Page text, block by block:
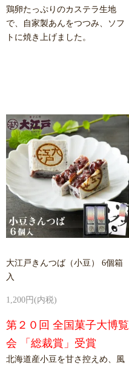
鶏卵たっぷりのカステラ生地
で、自家製あんをつつみ、ソフ
トに焼き上げました。
大江戸きんつば（小豆） 6個箱
入
1,200円(内税)
第２０回 全国菓子大博覧
会 「総裁賞」受賞
北海道産小豆を甘さ控えめ、風